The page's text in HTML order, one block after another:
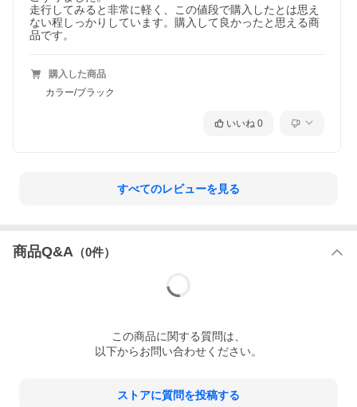
走行してみると非常に軽く、この値段で購入したとは思え
ない程しっかりしています。購入して良かったと思える商
品です。
購入した商品
カラー/ブラック
いいね 0
すべてのレビューを見る
商品Q&A （0件）
この商品に関する質問は、
以下からお問い合わせください。
ストアに質問を投稿する